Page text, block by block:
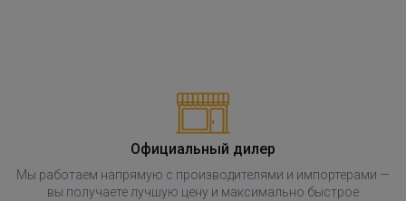
Официальный дилер
Мы работаем напрямую с производителями и импортерами —
вы получаете лучшую цену и максимально быстрое